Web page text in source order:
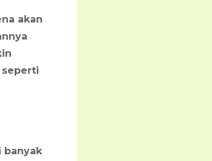
akan
banyak